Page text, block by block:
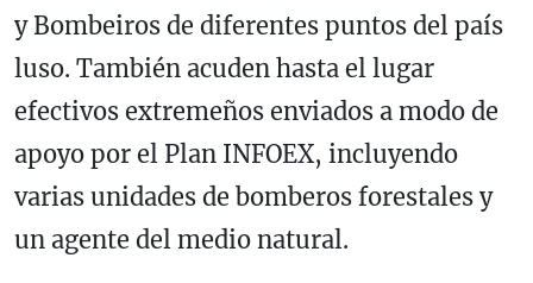
y Bombeiros de diferentes puntos del país
luso. También acuden hasta el lugar
efectivos extremeños enviados a modo de
apoyo por el Plan INFOEX, incluyendo
varias unidades de bomberos forestales y
un agente del medio natural.